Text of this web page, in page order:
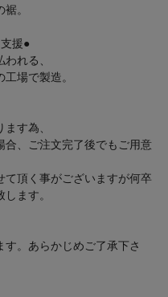
。
援●
れる、
場で製造。
す為、
合、ご注文完了後でもご用意
て頂く事がございますが何卒
ます。
。あらかじめご了承下さ